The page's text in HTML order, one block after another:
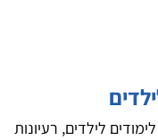
לילדים, רעיונות